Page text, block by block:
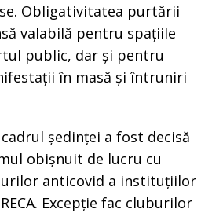
Obligativitatea purtării
valabilă pentru spațiile
public, dar și pentru
în masă și întruniri
ședinței a fost decisă
obișnuit de lucru cu
anticovid a instituțiilor
Excepție fac cluburilor